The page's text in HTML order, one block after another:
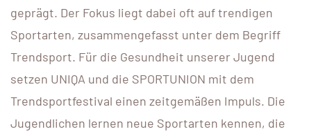
geprägt. Der Fokus liegt dabei oft auf trendigen
Sportarten, zusammengefasst unter dem Begriff
Trendsport. Für die Gesundheit unserer Jugend
setzen UNIQA und die SPORTUNION mit dem
Trendsportfestival einen zeitgemäßen Impuls. Die
Jugendlichen lernen neue Sportarten kennen, die